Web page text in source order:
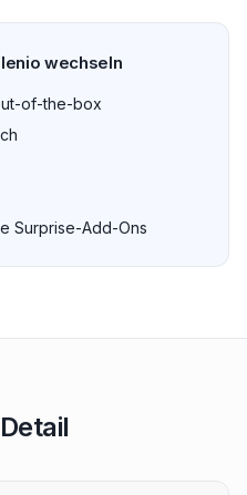
wechseln
of-the-box
Surprise-Add-Ons